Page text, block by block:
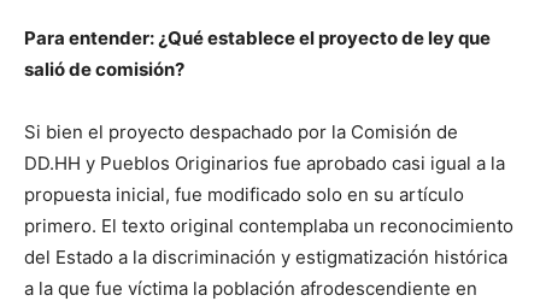
Para entender: ¿Qué establece el proyecto de ley que
salió de comisión?
Si bien el proyecto despachado por la Comisión de
DD.HH y Pueblos Originarios fue aprobado casi igual a la
propuesta inicial, fue modificado solo en su artículo
primero. El texto original contemplaba un reconocimiento
del Estado a la discriminación y estigmatización histórica
a la que fue víctima la población afrodescendiente en